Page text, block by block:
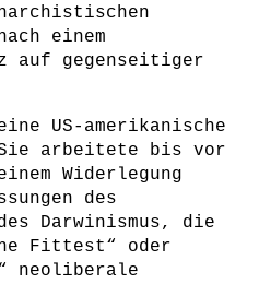
einem
auf gegenseitiger
US-amerikanische
arbeitete bis vor
Widerlegung
des
Darwinismus, die
Fittest“ oder
neoliberale